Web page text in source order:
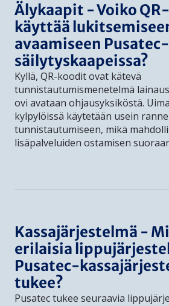
Älykaapit - Voiko
käyttää
avaamiseen Pusatec-
säilytyskaapeissa?
Kyllä, QR-koodit ovat kätevä
tunnistautumismenetelmä
ovi avataan ohjausyksiköstä.
kylpylöissä käytetään usein
tunnistautumiseen, mikä
lisäpalveluiden ostamisen
Kassajärjestelmä -
erilaisia
Pusatec-
tukee?
Pusatec tukee seuraavia